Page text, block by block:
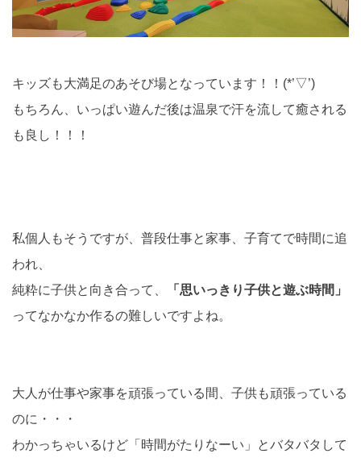
キッズも大満足のあそび場となっています！！(*’▽’)
もちろん、いっぱい遊んだ後は温泉で汗を流して癒される
も良し！！！
私個人もそうですが、普段仕事と家事、子育てで時間に追
われ、
純粋に子供と向き合って、
「思いっきり子供と遊ぶ時間」
ってなかなか作るの難しいですよね。
大人が仕事や家事を頑張っている間、子供も頑張っている
のに・・・
わかっちゃいるけど「時間がたりなーい」とバタバタして